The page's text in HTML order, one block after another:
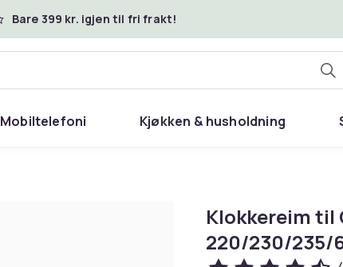
Bare 399 kr. igjen til fri frakt!
Mobiltelefoni Kjøkken & husholdning
Klokkereim til
220/230/235/